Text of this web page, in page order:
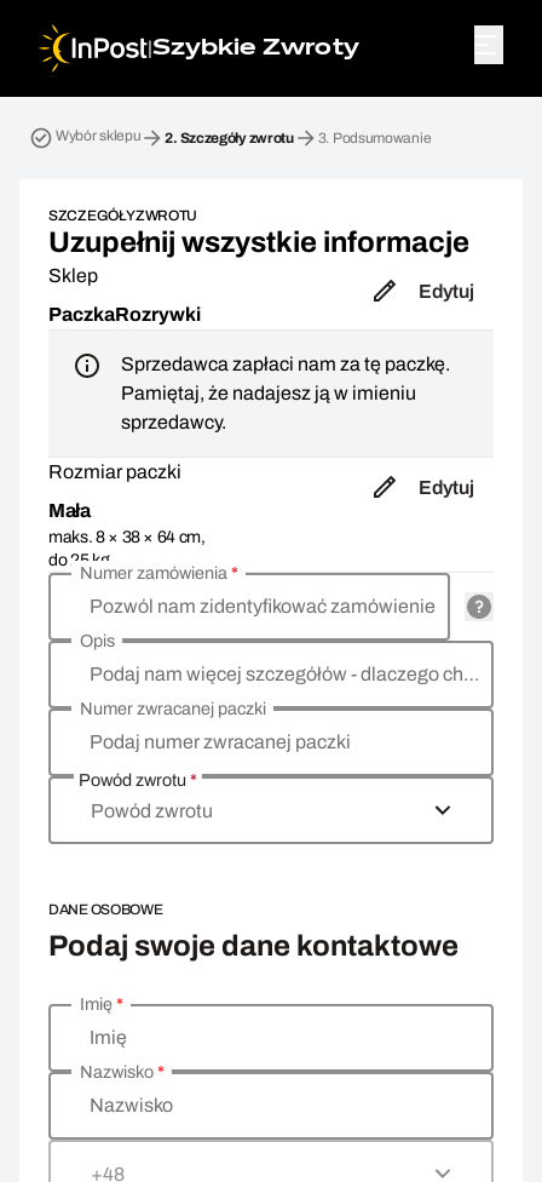
|Szybkie Zwroty
Wybór sklepu 2. Szczegóły zwrotu 3. Podsumowanie
SZCZEGÓŁY ZWROTU
Uzupełnij wszystkie informacje
Sklep
PaczkaRozrywki
Edytuj
Sprzedawca zapłaci nam za tę paczkę.
Pamiętaj, że nadajesz ją w imieniu
sprzedawcy.
Rozmiar paczki
Mała
maks. 8 × 38 × 64 cm,
do 25 kg
Edytuj
Pozwól nam zidentyfikować zamówienie
Numer zamówienia*
Podaj nam więcej szczegółów - dlaczego chcesz zwrócić towar, co jest powodem?
Opis
Podaj numer zwracanej paczki
Numer zwracanej paczki
Powód zwrotu*
Powód zwrotu
DANE OSOBOWE
Podaj swoje dane kontaktowe
Wprowadź swoje dane osobowe
Imię
Imię*
Nazwisko
Nazwisko*
+48